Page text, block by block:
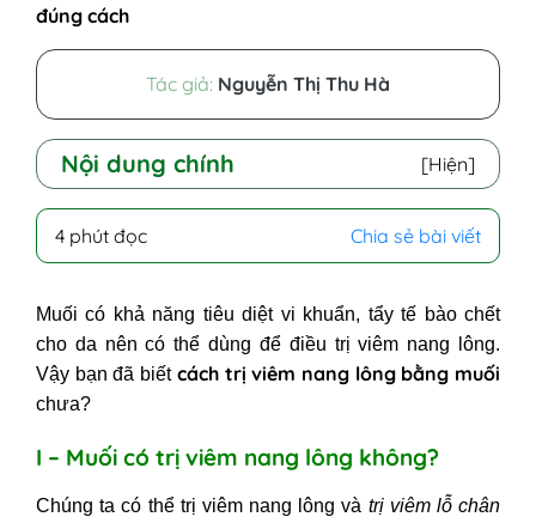
đúng cách
Tác giả: Nguyễn Thị Thu Hà
Nội dung chính [Hiện]
I - Muối có trị viêm nang lông
không?
nang lông
1. Trị viêm nang lông bằng muối và
tắm
thoa nước muối nguyên chất
4 phút đọc Chia sẻ bài viết
Muối có khả năng tiêu diệt vi khuẩn, tẩy tế bào chết
cho da nên có thể dùng để điều trị viêm nang lông.
Vậy bạn đã biết cách trị viêm nang lông bằng muối
chưa?
I – Muối có trị viêm nang lông không?
Chúng ta có thể trị viêm nang lông và trị viêm lỗ chân